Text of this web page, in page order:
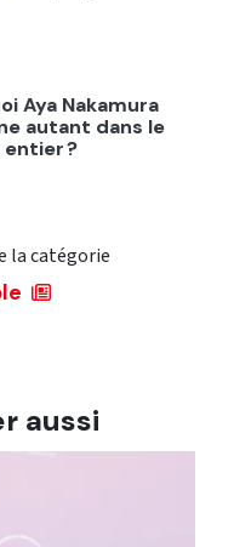
Aya Nakamura
autant dans le
?
la catégorie
aussi